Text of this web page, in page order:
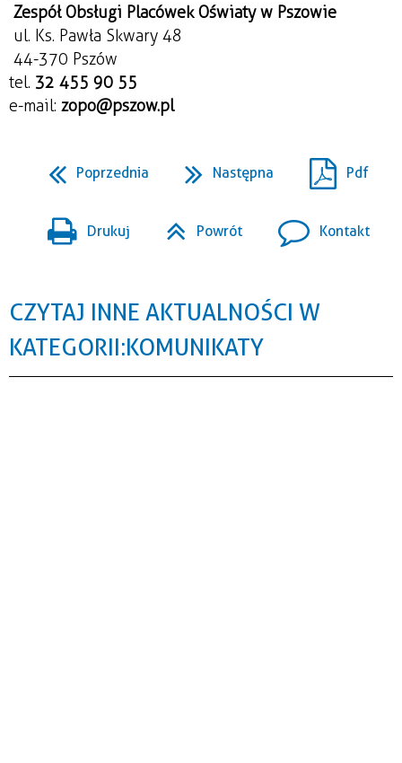
Zespół Obsługi Placówek Oświaty w Pszowie
ul. Ks. Pawła Skwary 48
44-370 Pszów
tel. 32 455 90 55
e-mail: zopo@pszow.pl
Poprzednia Następna Pdf
Drukuj Powrót Kontakt
CZYTAJ INNE AKTUALNOŚCI W
KATEGORII: KOMUNIKATY